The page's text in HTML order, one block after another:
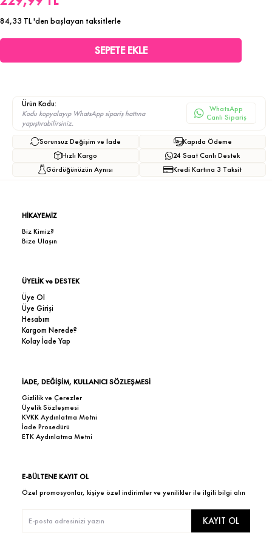
84,33 TL'den başlayan taksitlerle
Ürün Kodu:
Kodu kopyalayıp WhatsApp sipariş hattına
yapıştırabilirsiniz.
WhatsApp
Canlı Sipariş
Sorunsuz Değişim ve İade
Hızlı Kargo
Gördüğünüzün Aynısı
Kapıda Ödeme
24 Saat Canlı Destek
Kredi Kartına 3 Taksit
HİKAYEMİZ
Biz Kimiz?
Bize Ulaşın
ÜYELİK ve DESTEK
Üye Ol
Üye Girişi
Hesabım
Kargom Nerede?
Kolay İade Yap
İADE, DEĞİŞİM, KULLANICI SÖZLEŞMESİ
Gizlilik ve Çerezler
Üyelik Sözleşmesi
KVKK Aydınlatma Metni
İade Prosedürü
ETK Aydınlatma Metni
E-BÜLTENE KAYIT OL
Özel promosyonlar, kişiye özel indirimler ve yenilikler ile ilgili bilgi alın
KAYIT OL